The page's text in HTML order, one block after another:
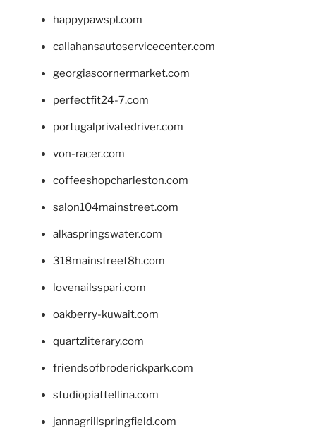
happypawspl.com
callahansautoservicecenter.com
georgiascornermarket.com
perfectfit24-7.com
portugalprivatedriver.com
von-racer.com
coffeeshopcharleston.com
salon104mainstreet.com
alkaspringswater.com
318mainstreet8h.com
lovenailsspari.com
oakberry-kuwait.com
quartzliterary.com
friendsofbroderickpark.com
studiopiattellina.com
jannagrillspringfield.com